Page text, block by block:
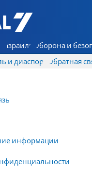
Аруц Шева
Израиль Оборона и
и диаспора Обратная
информации